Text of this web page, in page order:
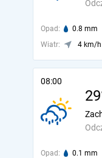
Opad: 0.8 mm
Wiatr:
4 km/h
08:00
Opad: 0.1 mm